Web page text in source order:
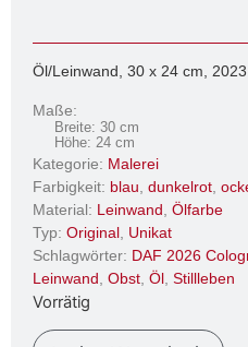
Öl/Leinwand, 30 x 24 cm,
Maße:
Breite: 30 cm
Höhe: 24 cm
Kategorie: Malerei
Farbigkeit: blau dunkelrot
Material: Leinwand Ölfarbe
Typ: Original Unikat
Schlagwörter: DAF 2026
Leinwand Obst Öl Stillleben
Vorrätig